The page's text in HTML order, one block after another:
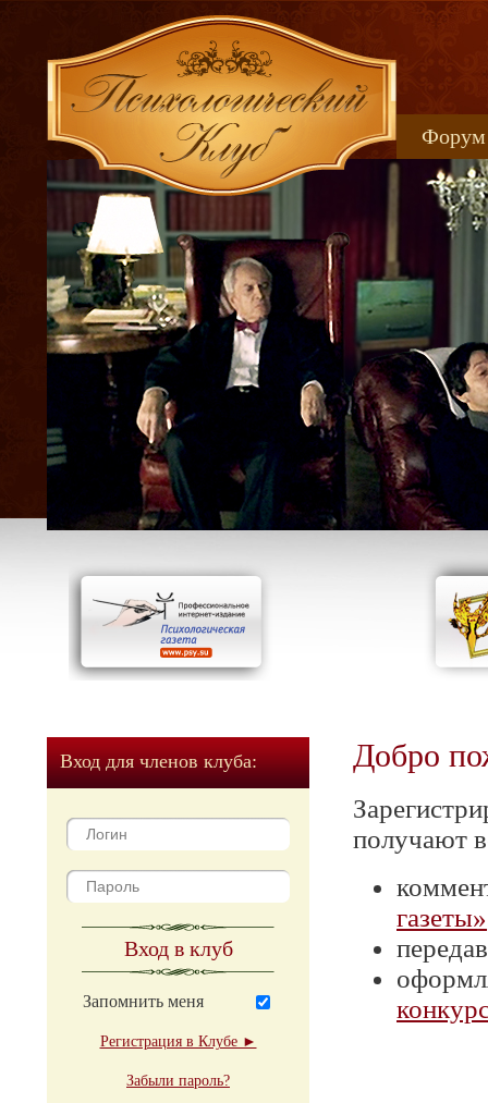
Форум
Вход для членов клуба:
Вход в клуб
Запомнить меня
Регистрация в Клубе ►
Забыли пароль?
Добро
получают
газеты»